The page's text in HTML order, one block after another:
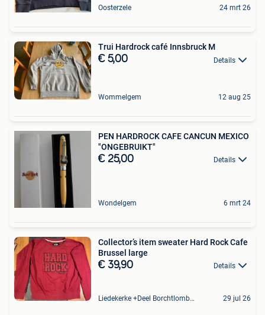
Oosterzele 24 mrt 26
Trui Hardrock café Innsbruck M
€ 5,00 Details
Wommelgem 12 aug 25
PEN HARDROCK CAFE CANCUN MEXICO
"ONGEBRUIKT"
€ 25,00 Details
Wondelgem 6 mrt 24
Collector’s item sweater Hard Rock Cafe
Brussel large
€ 39,90 Details
Liedekerke +Deel Borchtlombeek 29 jul 26